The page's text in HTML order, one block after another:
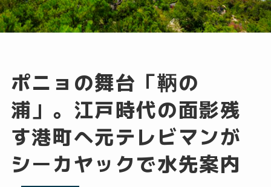
ポニョの舞台「鞆の
浦」。江戸時代の面影残
す港町へ元テレビマンが
シーカヤックで水先案内